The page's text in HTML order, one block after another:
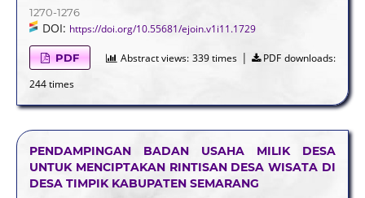
1270-1276
DOI: https://doi.org/10.55681/ejoin.v1i11.1729
PDF Abstract views: 339 times |
PDF downloads:
244 times
PENDAMPINGAN BADAN USAHA MILIK DESA
UNTUK MENCIPTAKAN RINTISAN DESA WISATA DI
DESA TIMPIK KABUPATEN SEMARANG